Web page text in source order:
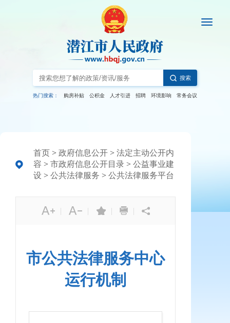
搜索
热门搜索： 购房补贴 公积金 人才引进 招聘 环境影响 常务会议
首页 > 政府信息公开 > 法定主动公开内
容 > 市政府信息公开目录 > 公益事业建
设 > 公共法律服务 > 公共法律服务平台
| | | |
市公共法律服务中心
运行机制